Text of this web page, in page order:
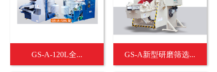
GS-A-120L全... GS-A新型研磨筛选...